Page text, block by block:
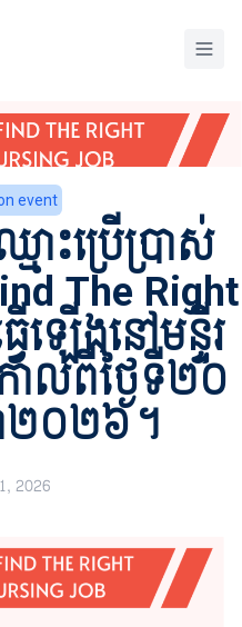
event
ះប្រើប្រាស់
The Right
ឡើងនៅមន្ទីរ
ាលពីថ្ងៃទី២០
ាំ២០២៦។
2026